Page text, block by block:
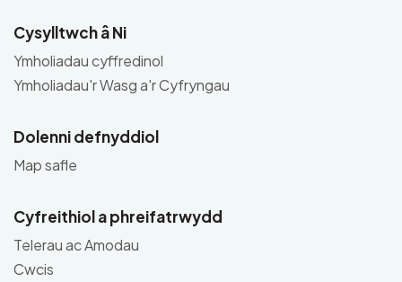
Cysylltwch â Ni
Ymholiadau cyffredinol
Ymholiadau'r Wasg a'r Cyfryngau
Dolenni defnyddiol
Map safle
Cyfreithiol a phreifatrwydd
Telerau ac Amodau
Cwcis